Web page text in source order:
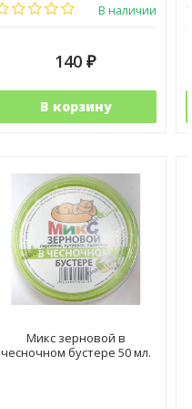
В наличии
140 ₽
В корзину
Микс зерновой в
чесночном бустере 50 мл.